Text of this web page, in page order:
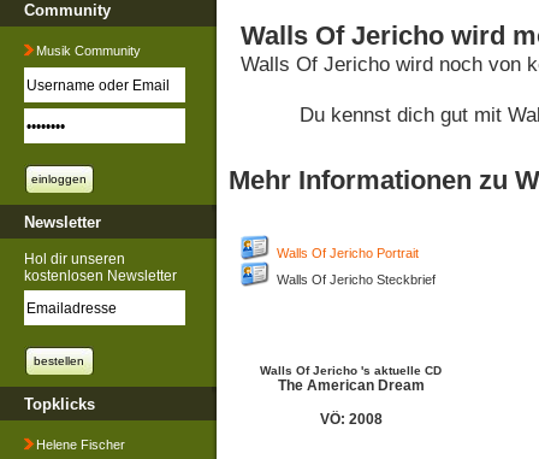
Community
Musik Community
Newsletter
Hol dir unseren
kostenlosen Newsletter
Topklicks
Helene Fischer
Walls Of Jericho wird
Walls Of Jericho wird noch von
Du kennst dich gut mit
Mehr Informationen zu
Walls Of Jericho Portrait
Walls Of Jericho Steckbrief
Walls Of Jericho 's aktuelle CD
The American Dream
VÖ: 2008